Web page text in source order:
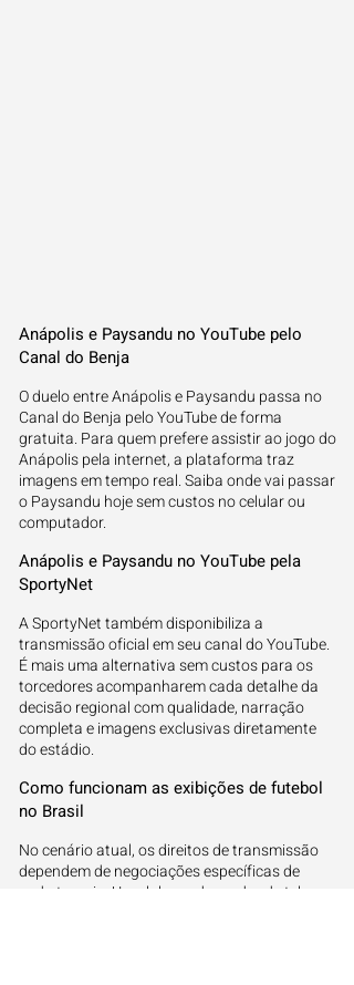
Anápolis e Paysandu no YouTube pelo
Canal do Benja
O duelo entre Anápolis e Paysandu passa no
Canal do Benja pelo YouTube de forma
gratuita. Para quem prefere assistir ao jogo do
Anápolis pela internet, a plataforma traz
imagens em tempo real. Saiba onde vai passar
o Paysandu hoje sem custos no celular ou
computador.
Anápolis e Paysandu no YouTube pela
SportyNet
A SportyNet também disponibiliza a
transmissão oficial em seu canal do YouTube.
É mais uma alternativa sem custos para os
torcedores acompanharem cada detalhe da
decisão regional com qualidade, narração
completa e imagens exclusivas diretamente
do estádio.
Como funcionam as exibições de futebol
no Brasil
No cenário atual, os direitos de transmissão
dependem de negociações específicas de
cada torneio. Um clube pode mudar de tela